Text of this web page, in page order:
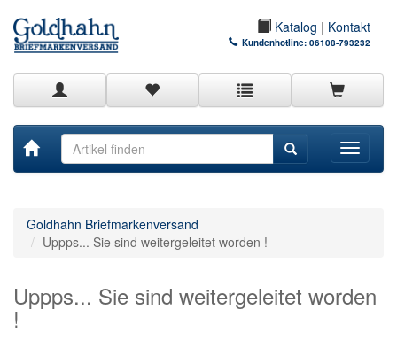
Katalog | Kontakt
Kundenhotline: 06108-793232
Toggle
Goldhahn Briefmarkenversand
Uppps... Sie sind weitergeleitet worden !
Uppps... Sie sind weitergeleitet worden
!